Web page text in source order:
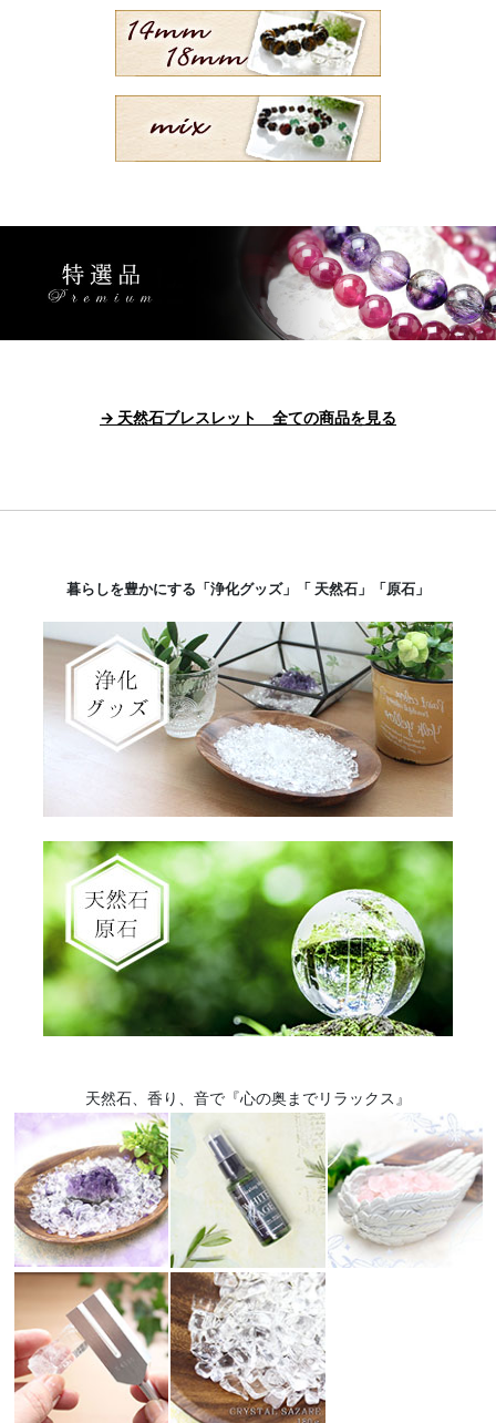
→ 天然石ブレスレット 全ての商品を見る
暮らしを豊かにする「浄化グッズ」「 天然石」「原石」
天然石、香り、音で『心の奥までリラックス』